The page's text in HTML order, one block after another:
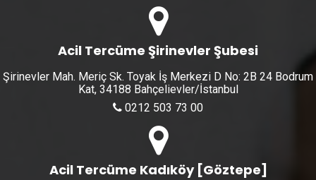
Acil Tercüme Şirinevler Şubesi
Şirinevler Mah. Meriç Sk. Toyak İş Merkezi D No: 2B 24 Bodrum
Kat, 34188 Bahçelievler/İstanbul
0212 503 73 00
Acil Tercüme Kadıköy [Göztepe]